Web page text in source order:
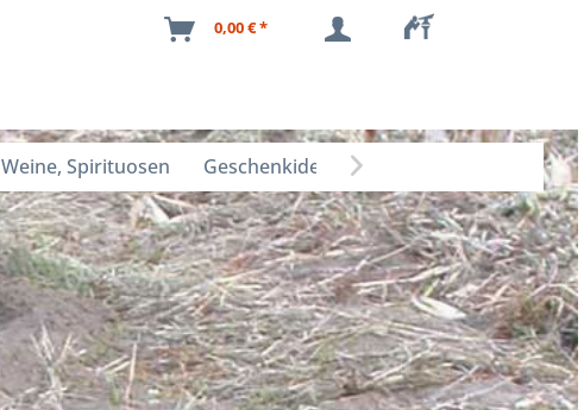
0,00 € *
Weine, Spirituosen Geschenkideen 